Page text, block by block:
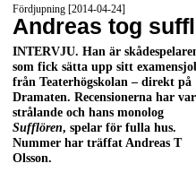
Fördjupning [2014-04-24]
Andreas tog
INTERVJU. Han är
som fick sätta upp sitt
från Teaterhögskolan – direkt på
Dramaten. Recensionerna har
strålande och hans monolog
Sufflören, spelar för fulla hus.
Nummer har träffat Andreas T
Olsson.